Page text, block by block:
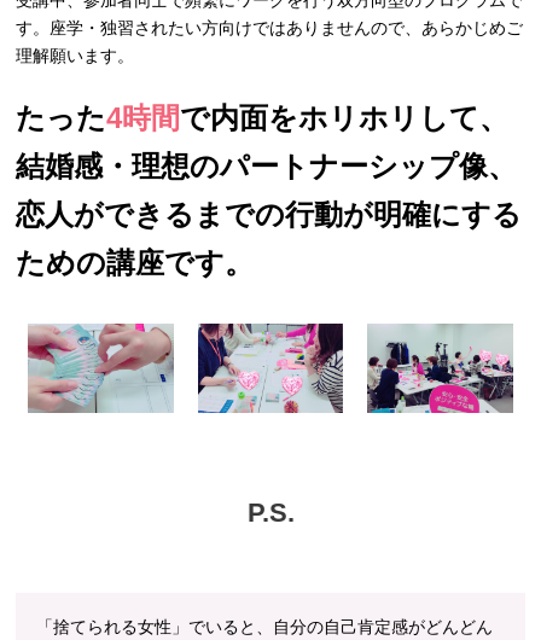
す。座学・独習されたい方向けではありませんので、あらかじめご
理解願います。
たった4時間で内面をホリホリして、
結婚感・理想のパートナーシップ像、
恋人ができるまでの行動が明確にする
ための講座です。
P.S.
「捨てられる女性」でいると、自分の自己肯定感がどんどん